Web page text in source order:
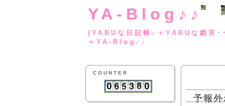
YA-Blog♪♪
(YABUな日記帳♪
＝YA-Blog♪♪
COUNTER
予報